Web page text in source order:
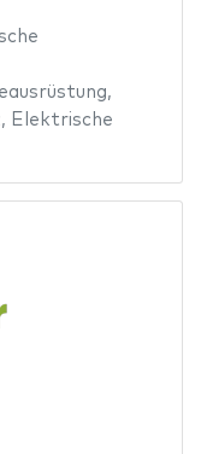
,
, Elektrische